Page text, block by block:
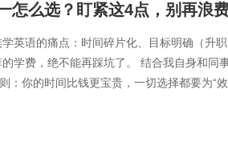
怎么选？盯紧这4点，别再浪
英语的痛点：​​时间碎片化、目标明确（升职
学费，绝不能再踩坑了。 结合我自身和同
：你的时间比钱更宝贵，一切选择都要为“效